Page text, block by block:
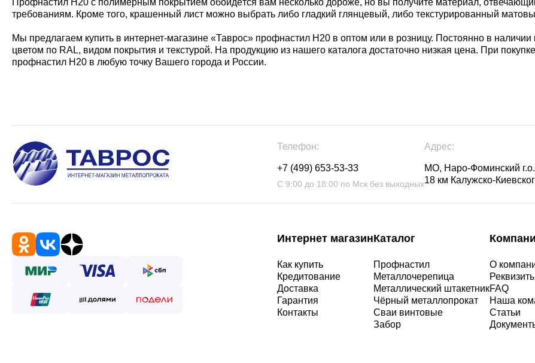
Профнастил Н20 с полимерным покрытием обойдётся вам несколько дороже, но вы получите материал,
требованиям. Кроме того, крашенный лист можно выбрать либо гладкий глянцевый, либо текстурированный
Мы предлагаем купить в интернет-магазине «Таврос» профнастил Н20 в оптом или в розницу. Постоянно в
цветом по RAL, видом покрытия и текстурой. На продукцию из нашего каталога достаточно низкая цена. При
профнастил Н20 в любую точку Вашего города и России.
Телефон:
+7 (499) 653-53-33
С 9:00 до 18:00 по Мск без выходных
Адрес:
МО, Наро-Фоминский
18 км Калужско-
Интернет магазин
Как купить
Кредитование
Доставка
Гарантия
Контакты
Каталог
Профнастил
Металлочерепица
Металлический штакетник
Чёрный металлопрокат
Сваи винтовые
Забор
О
FAQ
Наша
Статьи